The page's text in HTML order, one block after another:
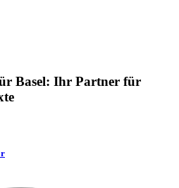
Basel: Ihr Partner für